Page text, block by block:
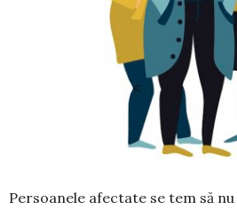
Persoanele afectate se tem să